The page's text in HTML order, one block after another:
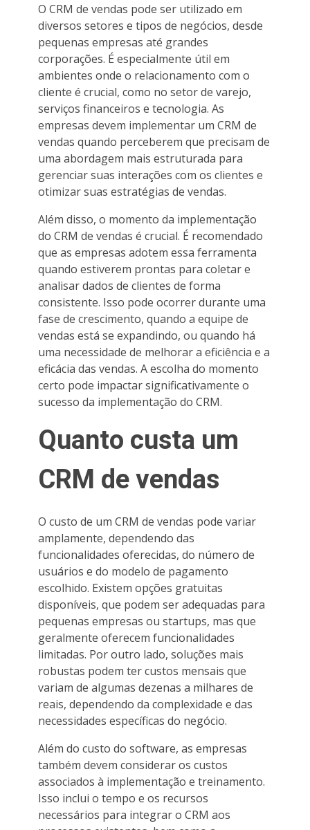
O CRM de vendas pode ser utilizado em
diversos setores e tipos de negócios, desde
pequenas empresas até grandes
corporações. É especialmente útil em
ambientes onde o relacionamento com o
cliente é crucial, como no setor de varejo,
serviços financeiros e tecnologia. As
empresas devem implementar um CRM de
vendas quando perceberem que precisam de
uma abordagem mais estruturada para
gerenciar suas interações com os clientes e
otimizar suas estratégias de vendas.
Além disso, o momento da implementação
do CRM de vendas é crucial. É recomendado
que as empresas adotem essa ferramenta
quando estiverem prontas para coletar e
analisar dados de clientes de forma
consistente. Isso pode ocorrer durante uma
fase de crescimento, quando a equipe de
vendas está se expandindo, ou quando há
uma necessidade de melhorar a eficiência e a
eficácia das vendas. A escolha do momento
certo pode impactar significativamente o
sucesso da implementação do CRM.
Quanto custa um
CRM de vendas
O custo de um CRM de vendas pode variar
amplamente, dependendo das
funcionalidades oferecidas, do número de
usuários e do modelo de pagamento
escolhido. Existem opções gratuitas
disponíveis, que podem ser adequadas para
pequenas empresas ou startups, mas que
geralmente oferecem funcionalidades
limitadas. Por outro lado, soluções mais
robustas podem ter custos mensais que
variam de algumas dezenas a milhares de
reais, dependendo da complexidade e das
necessidades específicas do negócio.
Além do custo do software, as empresas
também devem considerar os custos
associados à implementação e treinamento.
Isso inclui o tempo e os recursos
necessários para integrar o CRM aos